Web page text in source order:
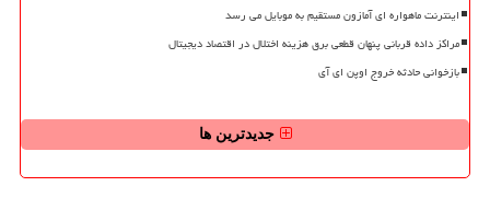
اینترنت ماهواره ای آمازون مستقیم به موبایل می رسد
مراکز داده قربانی پنهان قطعی برق هزینه اختلال در اقتصاد دیجیتال
بازخوانی حادثه خروج اوپن ای آی
جدیدترین ها